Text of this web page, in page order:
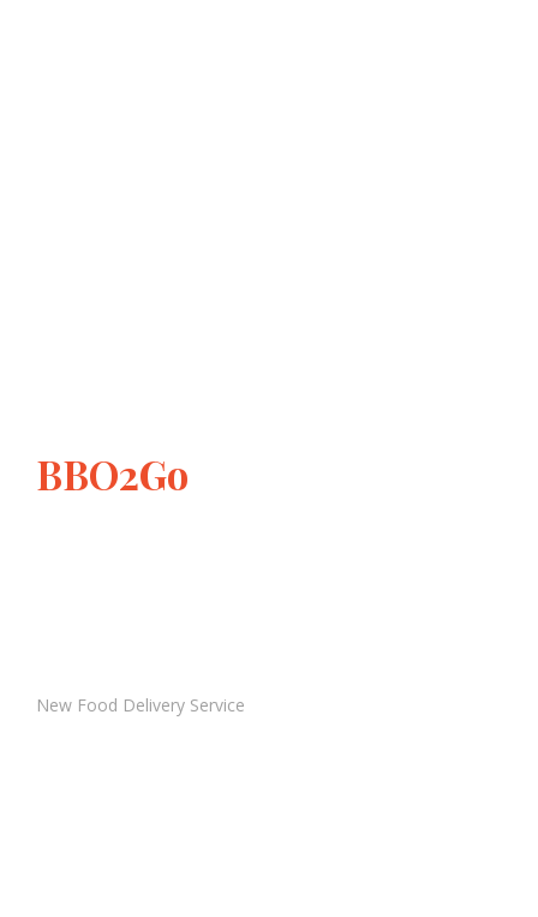
BBO2Go
New Food Delivery Service